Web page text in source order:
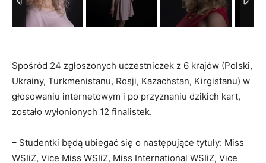
Spośród 24 zgłoszonych uczestniczek z 6 krajów (Polski,
Ukrainy, Turkmenistanu, Rosji, Kazachstan, Kirgistanu) w
głosowaniu internetowym i po przyznaniu dzikich kart,
zostało wyłonionych 12 finalistek.
– Studentki będą ubiegać się o następujące tytuły: Miss
WSIiZ, Vice Miss WSIiZ, Miss International WSIiZ, Vice